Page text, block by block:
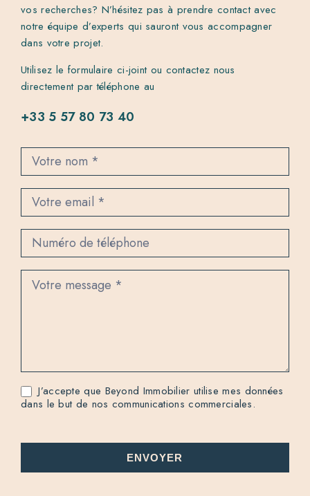
vos recherches? N’hésitez pas à prendre contact avec
notre équipe d’experts qui sauront vous accompagner
dans votre projet.
Utilisez le formulaire ci-joint ou contactez nous
directement par téléphone au
+33 5 57 80 73 40
C
n
t
t
J’accepte que Beyond Immobilier utilise mes données
dans le but de nos communications commerciales.
ENVOYER